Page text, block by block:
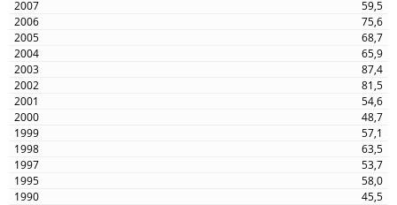
59,5
75,6
68,7
65,9
87,4
81,5
54,6
48,7
57,1
63,5
53,7
58,0
45,5